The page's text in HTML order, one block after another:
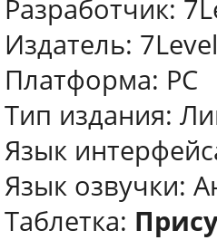
Разработчик:
Издатель:
Платформа: PC
Тип издания:
Язык
Язык озвучки:
Таблетка: